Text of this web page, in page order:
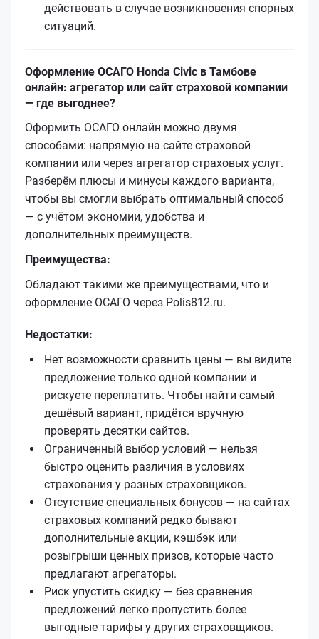
действовать в случае возникновения спорных
ситуаций.
Оформление ОСАГО Honda Civic в Тамбове
онлайн: агрегатор или сайт страховой компании
— где выгоднее?
Оформить ОСАГО онлайн можно двумя
способами: напрямую на сайте страховой
компании или через агрегатор страховых услуг.
Разберём плюсы и минусы каждого варианта,
чтобы вы смогли выбрать оптимальный способ
— с учётом экономии, удобства и
дополнительных преимуществ.
Преимущества:
Обладают такими же преимуществами, что и
оформление ОСАГО через Polis812.ru.
Недостатки:
Нет возможности сравнить цены — вы видите
предложение только одной компании и
рискуете переплатить. Чтобы найти самый
дешёвый вариант, придётся вручную
проверять десятки сайтов.
Ограниченный выбор условий — нельзя
быстро оценить различия в условиях
страхования у разных страховщиков.
Отсутствие специальных бонусов — на сайтах
страховых компаний редко бывают
дополнительные акции, кэшбэк или
розыгрыши ценных призов, которые часто
предлагают агрегаторы.
Риск упустить скидку — без сравнения
предложений легко пропустить более
выгодные тарифы у других страховщиков.